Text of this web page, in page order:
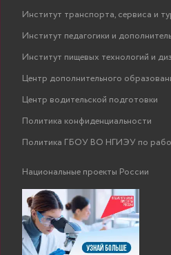
Институт транспорта, сервиса и
Институт педагогики и
Институт пищевых технологий и
Центр дополнительного
Центр водительской подготовки
Политика конфиденциальности
Политика ГБОУ ВО НГИЭУ по
Национальные проекты России